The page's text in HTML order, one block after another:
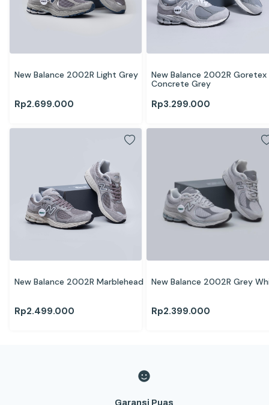
New Balance 2002R Light Grey
Rp2.699.000
New Balance 2002R Goretex
Concrete Grey
Rp3.299.000
New Balance 2002R Marblehead
Rp2.499.000
New Balance 2002R Grey
Rp2.399.000
Garansi Puas